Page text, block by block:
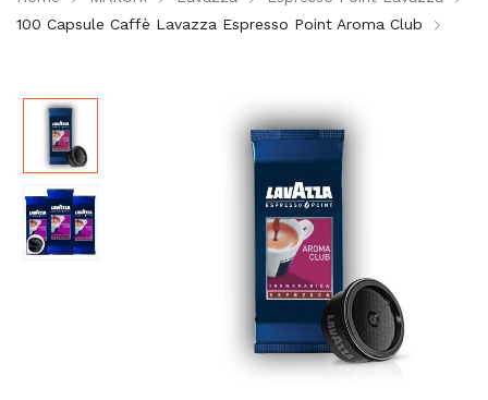
100 Capsule Caffè Lavazza Espresso Point Aroma Club